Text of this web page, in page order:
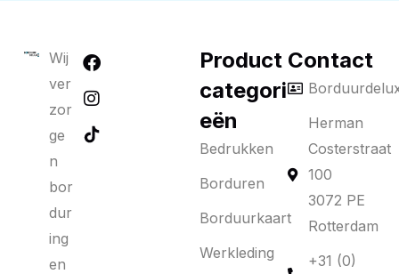
Wij
ver
zor
ge
n
bor
dur
ing
en
Product
categori
eën
Bedrukken
Borduren
Borduurkaart
Werkleding
Contact
Herman
Costerstraat
100
3072 PE
Rotterdam
+31 (0)